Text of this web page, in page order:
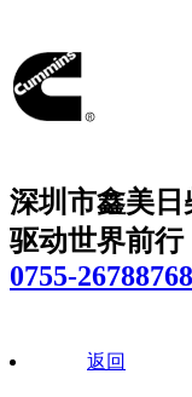
深圳市鑫美日
驱动世界前
0755-26788768
返回